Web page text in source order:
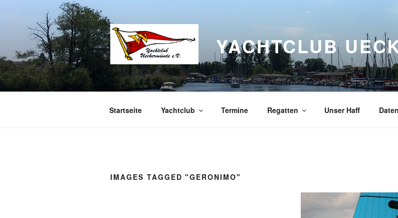
springen
YACHTCLUB
Startseite Yachtclub Termine Regatten Unser Haff
IMAGES TAGGED "GERONIMO"